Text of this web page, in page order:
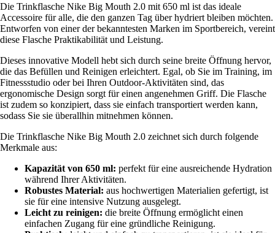
Die Trinkflasche Nike Big Mouth 2.0 mit 650 ml ist das ideale
Accessoire für alle, die den ganzen Tag über hydriert bleiben möchten.
Entworfen von einer der bekanntesten Marken im Sportbereich, vereint
diese Flasche Praktikabilität und Leistung.
Dieses innovative Modell hebt sich durch seine breite Öffnung hervor,
die das Befüllen und Reinigen erleichtert. Egal, ob Sie im Training, im
Fitnessstudio oder bei Ihren Outdoor-Aktivitäten sind, das
ergonomische Design sorgt für einen angenehmen Griff. Die Flasche
ist zudem so konzipiert, dass sie einfach transportiert werden kann,
sodass Sie sie überallhin mitnehmen können.
Die Trinkflasche Nike Big Mouth 2.0 zeichnet sich durch folgende
Merkmale aus:
Kapazität von 650 ml: perfekt für eine ausreichende Hydration
während Ihrer Aktivitäten.
Robustes Material: aus hochwertigen Materialien gefertigt, ist
sie für eine intensive Nutzung ausgelegt.
Leicht zu reinigen: die breite Öffnung ermöglicht einen
einfachen Zugang für eine gründliche Reinigung.